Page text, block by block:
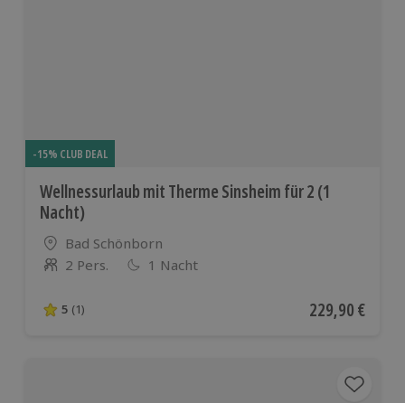
-15% CLUB DEAL
Wellnessurlaub mit Therme Sinsheim für 2 (1
Nacht)
Standort
Bad Schönborn
Anzahl der Teilnehmer
2 Pers. 1 Nacht
5 von 5 Sternen basierend auf 1 Bewertungen
5 (1) Aktueller Preis
229,90 €